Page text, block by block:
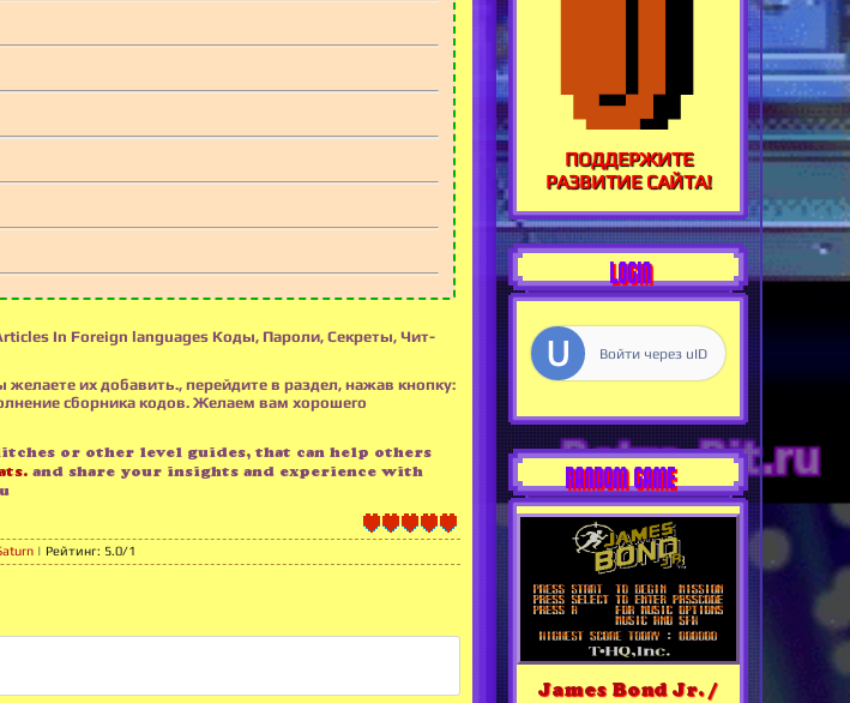
In Foreign languages Коды, Пароли, Секреты, Чит-
желаете их добавить., перейдите в раздел, нажав кнопку:
сборника кодов. Желаем вам хорошего
or other level guides, that can help others
and share your insights and experience with
| Рейтинг: 5.0/1
ПОДДЕРЖИТЕ
РАЗВИТИЕ САЙТА!
LOGIN
Войти через uID
RANDOM GAME
James Bond Jr. /